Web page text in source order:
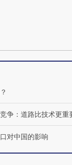
争：道路比技术更重
对中国的影响